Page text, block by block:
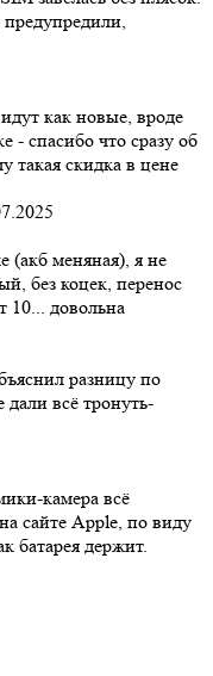
предупредили,
как новые, вроде
- спасибо что сразу об
такая скидка в цене
(акб меняная), я не
без коцек, перенос
довольна
разницу по
всё тронуть-
камера всё
сайте Apple, по виду
батарея держит.